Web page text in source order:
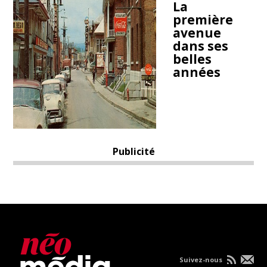
La
première
avenue
dans ses
belles
années
Publicité
Suivez-nous